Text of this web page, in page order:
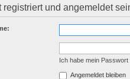
registriert und angemeldet
Ich habe mein
Angemeldet bleiben